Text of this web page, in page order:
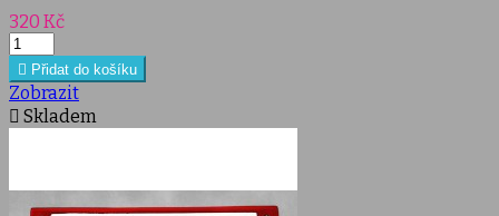
Cena
320 Kč
 Přidat do košíku
Zobrazit
 Skladem